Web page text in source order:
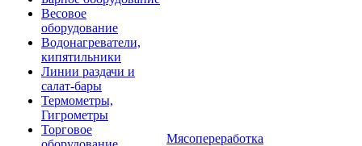
Весовое
оборудование
Водонагреватели,
кипятильники
Линии раздачи и
салат-бары
Термометры,
Гигрометры
Торговое
Мясопереработка